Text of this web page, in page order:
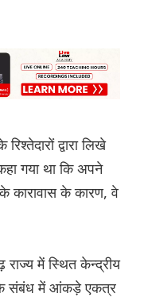
द्वारा लिखे
गया था कि अपने
कारावास के कारण, वे
में स्थित केन्द्रीय
के संबंध में आंकड़े एकत्र